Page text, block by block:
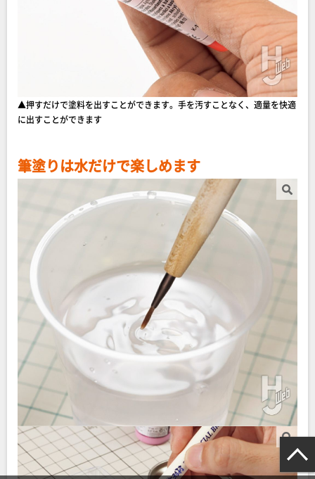
▲押すだけで塗料を出すことができます。手を汚すことなく、適量を快適
に出すことができます
筆塗りは水だけで楽しめます